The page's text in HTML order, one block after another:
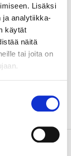
Lisäksi
ja analytiikka-
käytät
näitä
tai joita on